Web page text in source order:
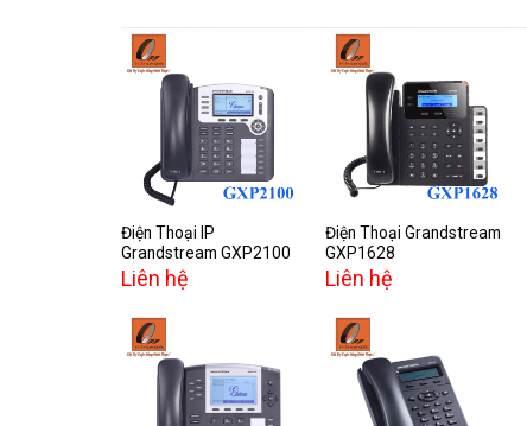
Add to
wishlist
Điện Thoại IP
Grandstream GXP2100
Liên hệ
Add to
wishlist
Điện Thoại Grandstream
GXP1628
Liên hệ
Add to
Add to